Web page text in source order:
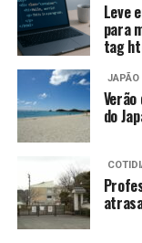
Leve
para
tag
JAPÃO
do